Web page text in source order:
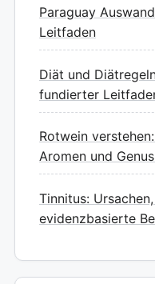
Paraguay
Leitfaden
Diät und
fundierter
Rotwein
Aromen und
Tinnitus:
evidenzbasierte